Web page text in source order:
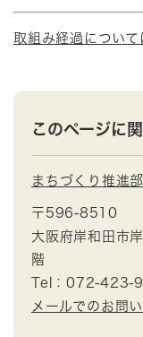
取組み経過について
このページに
まちづくり推進部
〒596-8510
大阪府岸和田市
階
Tel：072-423-
メールでのお問